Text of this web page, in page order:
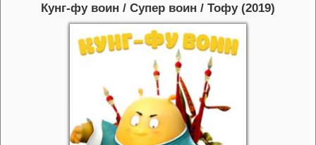
Кунг-фу воин / Супер воин / Тофу (2019)